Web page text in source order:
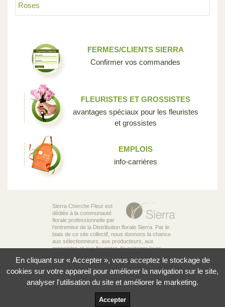
Roses
FERMES/CLIENTS SIERRA
Confirmer vos commandes
FLEURISTES ET GROSSISTES
avantages spéciaux pour les fleuristes
et grossistes
EMPLOIS
info-carrières
Sierra Cherche Fleur est
dédiée à la communauté
florale professionnelle par
l’entremise de la Distribution florale Sierra. Par le
biais de ce site collectif, nous donnons la chance
aux sélectionneurs, aux producteurs, aux
grossistes et aux fleuristes de partager leurs
incroyable des fleurs qui rend notre industrie si
unique.
© 2026 Sierra Distribution Florale Ltée
Politique de confidentialité
Conditions d'utilisation
En cliquant sur « Accepter », vous acceptez le stockage de
cookies sur votre appareil pour améliorer la navigation sur le site,
analyser l'utilisation du site et améliorer le marketing.
Accepter